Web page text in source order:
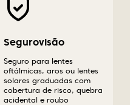
Segurovisão
Seguro para lentes
oftálmicas, aros ou lentes
solares graduadas com
cobertura de risco, quebra
acidental e roubo